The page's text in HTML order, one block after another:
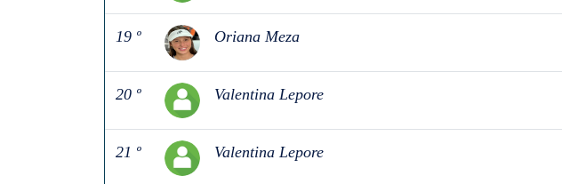
19 º Oriana Meza
20 º Valentina Lepore
21 º Valentina Lepore